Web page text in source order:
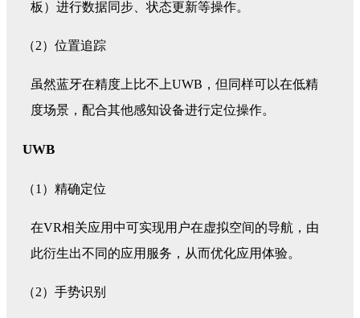
板）进行数据同步、状态更新等操作。
（2）位置追踪
虽然蓝牙在精度上比不上UWB，但同样可以在低精
度场景，配合其他感知设备进行定位操作。
UWB
（1）精确定位
在VR相关应用中可实现用户在虚拟空间的导航，由
此衍生出不同的应用服务，从而优化应用体验。
（2）手势识别